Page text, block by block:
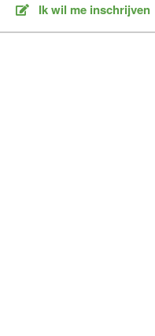
Ik wil me inschrijven